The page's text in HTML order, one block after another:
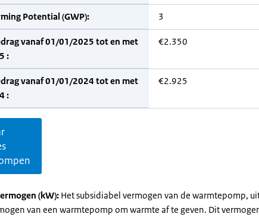
Potential (GWP): 3
vanaf 01/01/2025 tot en met
:
€2.350
vanaf 01/01/2024 tot en met
:
€2.925
(kW): Het subsidiabel vermogen van de warmtepomp,
van een warmtepomp om warmte af te geven. Dit